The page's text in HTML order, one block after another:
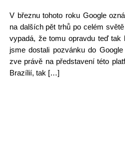
V březnu tohoto roku Google
na dalších pět trhů po celém
vypadá, že tomu opravdu teď tak
jsme dostali pozvánku do
zve právě na představení této
Brazílií, tak […]